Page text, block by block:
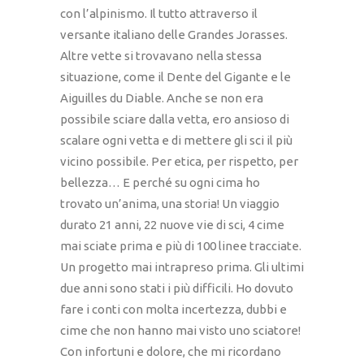
con l’alpinismo. Il tutto attraverso il
versante italiano delle Grandes Jorasses.
Altre vette si trovavano nella stessa
situazione, come il Dente del Gigante e le
Aiguilles du Diable. Anche se non era
possibile sciare dalla vetta, ero ansioso di
scalare ogni vetta e di mettere gli sci il più
vicino possibile. Per etica, per rispetto, per
bellezza… E perché su ogni cima ho
trovato un’anima, una storia! Un viaggio
durato 21 anni, 22 nuove vie di sci, 4 cime
mai sciate prima e più di 100 linee tracciate.
Un progetto mai intrapreso prima. Gli ultimi
due anni sono stati i più difficili. Ho dovuto
fare i conti con molta incertezza, dubbi e
cime che non hanno mai visto uno sciatore!
Con infortuni e dolore, che mi ricordano